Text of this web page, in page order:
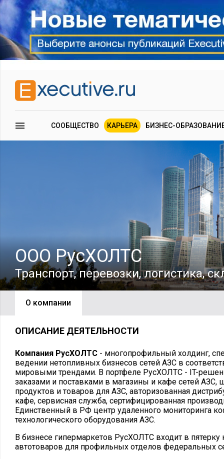
СООБЩЕСТВО КАРЬЕРА БИЗНЕС-
ООО РусХОЛТС
Транспорт, перевозки, логистика,
О компании
ОПИСАНИЕ ДЕЯТЕЛЬНОСТИ
Компания РусХОЛТС - многопрофильный холдинг,
ведении нетопливных бизнесов сетей АЗС в
мировыми трендами. В портфеле РусХОЛТС - IT-
заказами и поставками в магазины и кафе сетей АЗС,
продуктов и товаров для АЗС, авторизованная
кафе, сервисная служба, сертифицированная
Единственный в РФ центр удаленного мониторинга
технологического оборудования АЗС.
В бизнесе гипермаркетов РусХОЛТС входит в
автотоваров для профильных отделов федеральных